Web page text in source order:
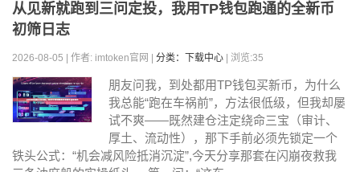
从见新就跑到三问定投，我用TP钱包跑通的全新币
初筛日志
2026-08-05 | 作者: imtoken官网 | 分类：下载中心 | 浏览:35
朋友问我，到处都用TP钱包买新币，为什么
我总能“跑在车祸前”，方法很低级，但我却屡
试不爽——既然建仓注定绕命三宝（审计、
厚土、流动性），那下手前必须先锁定一个
铁头公式：“机会减风险抵消沉淀”,今天分享那套在闪崩夜救我